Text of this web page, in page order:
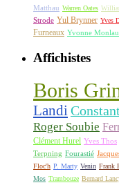
Matthau Warren Oates
Strode Yul Brynner Yves
Furneaux Yvonne
Affichistes
Boris
Landi
Roger Soubie
Clément Hurel Yves Thos
Terpning Fourastié
Floc'h P. Marty Venin Frank
Mos Trambouze Bernard